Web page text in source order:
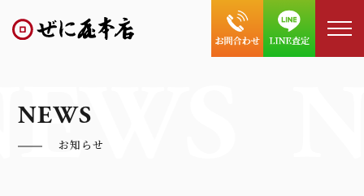
NEWS
お知らせ